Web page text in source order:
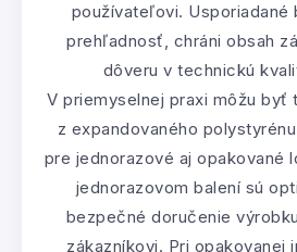
používateľovi. Usporiadané
prehľadnosť, chráni obsah
dôveru v technickú
V priemyselnej praxi môžu byť
z expandovaného
pre jednorazové aj opakované
jednorazovom balení sú
bezpečné doručenie
zákazníkovi. Pri opakovanej